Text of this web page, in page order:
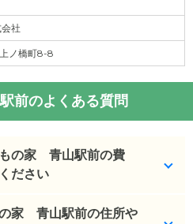
社
ノ橋町8-8
前のよくある質問
もの家 青山駅前の費
ださい
の入居金・月額料金は次の
の家 青山駅前の住所や